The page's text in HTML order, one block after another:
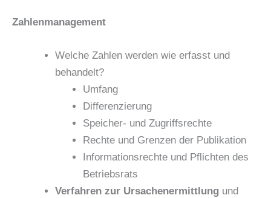
Zahlenmanagement
Welche Zahlen werden wie erfasst und
behandelt?
Umfang
Differenzierung
Speicher- und Zugriffsrechte
Rechte und Grenzen der Publikation
Informationsrechte und Pflichten des
Betriebsrats
Verfahren zur Ursachenermittlung und